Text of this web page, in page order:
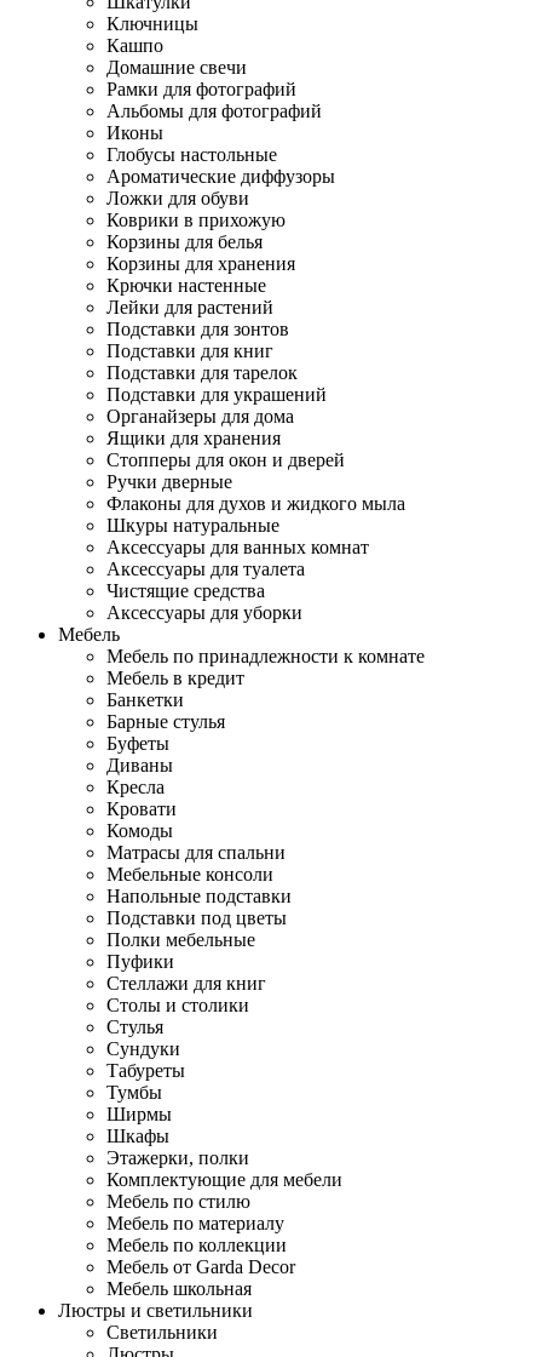
Ключницы
Кашпо
Домашние свечи
Рамки для фотографий
Альбомы для фотографий
Иконы
Глобусы настольные
Ароматические диффузоры
Ложки для обуви
Коврики в прихожую
Корзины для белья
Корзины для хранения
Крючки настенные
Лейки для растений
Подставки для зонтов
Подставки для книг
Подставки для тарелок
Подставки для украшений
Органайзеры для дома
Ящики для хранения
Стопперы для окон и дверей
Ручки дверные
Флаконы для духов и жидкого мыла
Шкуры натуральные
Аксессуары для ванных комнат
Аксессуары для туалета
Чистящие средства
Аксессуары для уборки
Мебель
Мебель по принадлежности к комнате
Мебель в кредит
Банкетки
Барные стулья
Буфеты
Диваны
Кресла
Кровати
Комоды
Матрасы для спальни
Мебельные консоли
Напольные подставки
Подставки под цветы
Полки мебельные
Пуфики
Стеллажи для книг
Столы и столики
Стулья
Сундуки
Табуреты
Тумбы
Ширмы
Шкафы
Этажерки, полки
Комплектующие для мебели
Мебель по стилю
Мебель по материалу
Мебель по коллекции
Мебель от Garda Decor
Мебель школьная
Люстры и светильники
Светильники